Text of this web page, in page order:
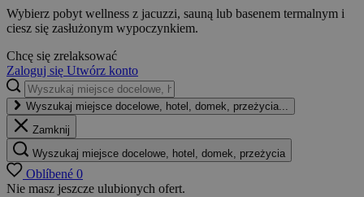
Wybierz pobyt wellness z jacuzzi, sauną lub basenem termalnym i
ciesz się zasłużonym wypoczynkiem.
Chcę się zrelaksować
Zaloguj się Utwórz konto
Wyszukaj miejsce docelowe, hotel, domek, przeżycia...
Zamknij
Wyszukaj miejsce docelowe, hotel, domek, przeżycia
Oblíbené 0
Nie masz jeszcze ulubionych ofert.